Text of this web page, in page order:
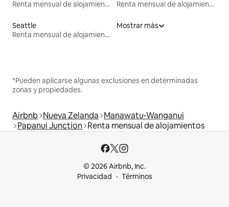
Renta mensual de alojamientos
Renta mensual de alojamientos
Seattle
Renta mensual de alojamientos
Mostrar más
*Pueden aplicarse algunas exclusiones en determinadas
zonas y propiedades.
Airbnb Nueva Zelanda Manawatu-Wanganui
Papanui Junction Renta mensual de alojamientos
© 2026 Airbnb, Inc.
Privacidad
Términos